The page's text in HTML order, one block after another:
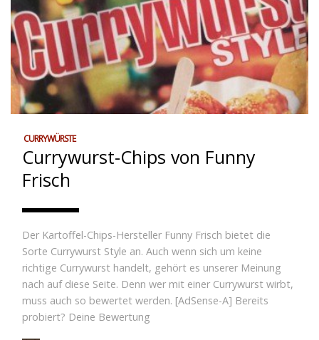
CURRYWÜRSTE
Currywurst-Chips von Funny
Frisch
Der Kartoffel-Chips-Hersteller Funny Frisch bietet die
Sorte Currywurst Style an. Auch wenn sich um keine
richtige Currywurst handelt, gehört es unserer Meinung
nach auf diese Seite. Denn wer mit einer Currywurst wirbt,
muss auch so bewertet werden. [AdSense-A] Bereits
probiert? Deine Bewertung